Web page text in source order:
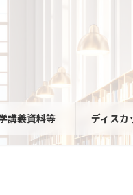
講義資料等 ディスカ